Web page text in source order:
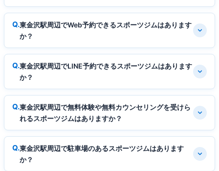
東金沢駅周辺でWeb予約できるスポーツジムはあります
か？
東金沢駅周辺でLINE予約できるスポーツジムはあります
か？
東金沢駅周辺で無料体験や無料カウンセリングを受けら
れるスポーツジムはありますか？
東金沢駅周辺で駐車場のあるスポーツジムはあります
か？